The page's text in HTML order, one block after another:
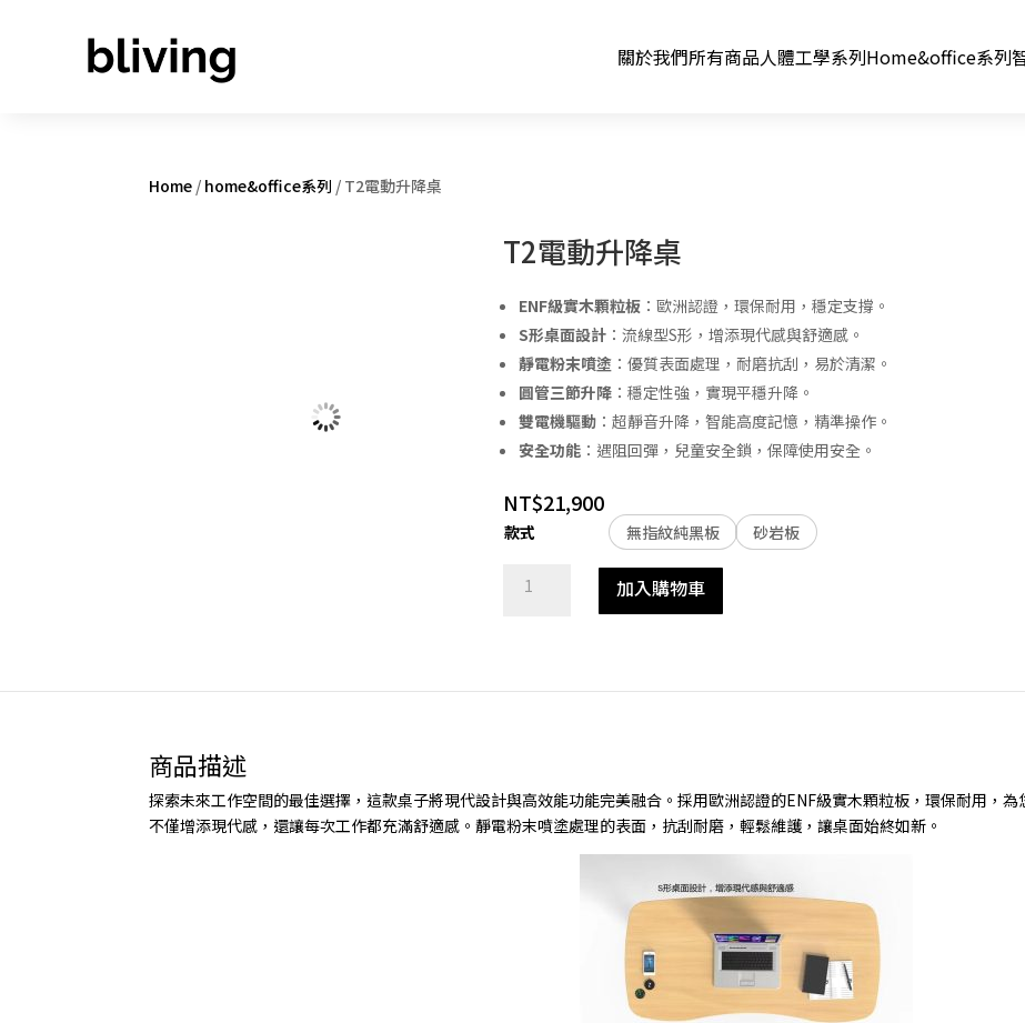
關於我們所有商品人體工學系列Home&office系列
Home / home&office系列 / T2電動升降桌
T2電動升降桌
ENF級實木顆粒板 ：歐洲認證，環保耐用，穩定支撐。
S形桌面設計 ：流線型S形，增添現代感與舒適感。
靜電粉末噴塗 ：優質表面處理，耐磨抗刮，易於清潔。
圓管三節升降 ：穩定性強，實現平穩升降。
雙電機驅動 ：超靜音升降，智能高度記憶，精準操作。
安全功能 ：遇阻回彈，兒童安全鎖，保障使用安全。
NT$21,900
款式 無指紋純黑板
砂岩板
加入購物車
商品描述
探索未來工作空間的最佳選擇，這款桌子將現代設計與高效能功能完美融合。採用歐洲認證的ENF級實木顆粒板，環保耐用，為
不僅增添現代感，還讓每次工作都充滿舒適感。靜電粉末噴塗處理的表面，抗刮耐磨，輕鬆維護，讓桌面始終如新。